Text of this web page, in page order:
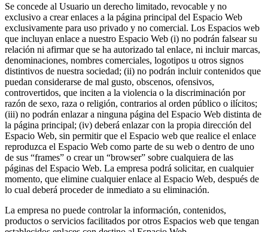
Se concede al Usuario un derecho limitado, revocable y no
exclusivo a crear enlaces a la página principal del Espacio Web
exclusivamente para uso privado y no comercial. Los Espacios web
que incluyan enlace a nuestro Espacio Web (i) no podrán falsear su
relación ni afirmar que se ha autorizado tal enlace, ni incluir marcas,
denominaciones, nombres comerciales, logotipos u otros signos
distintivos de nuestra sociedad; (ii) no podrán incluir contenidos que
puedan considerarse de mal gusto, obscenos, ofensivos,
controvertidos, que inciten a la violencia o la discriminación por
razón de sexo, raza o religión, contrarios al orden público o ilícitos;
(iii) no podrán enlazar a ninguna página del Espacio Web distinta de
la página principal; (iv) deberá enlazar con la propia dirección del
Espacio Web, sin permitir que el Espacio web que realice el enlace
reproduzca el Espacio Web como parte de su web o dentro de uno
de sus “frames” o crear un “browser” sobre cualquiera de las
páginas del Espacio Web. La empresa podrá solicitar, en cualquier
momento, que elimine cualquier enlace al Espacio Web, después de
lo cual deberá proceder de inmediato a su eliminación.
La empresa no puede controlar la información, contenidos,
productos o servicios facilitados por otros Espacios web que tengan